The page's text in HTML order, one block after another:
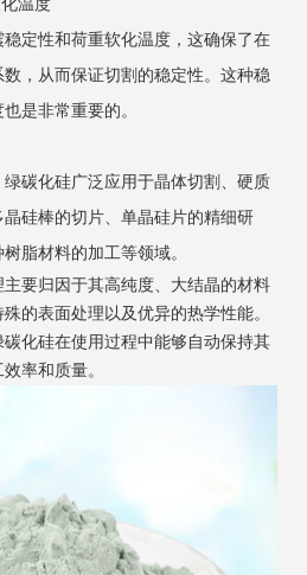
温度
定性和荷重软化温度，这确保了在
，从而保证切割的稳定性。这种稳
是非常重要的。
碳化硅广泛应用于晶体切割、硬质
硅棒的切片、单晶硅片的精细研
脂材料的加工等领域。
要归因于其高纯度、大结晶的材料
的表面处理以及优异的热学性能。
化硅在使用过程中能够自动保持其
率和质量。